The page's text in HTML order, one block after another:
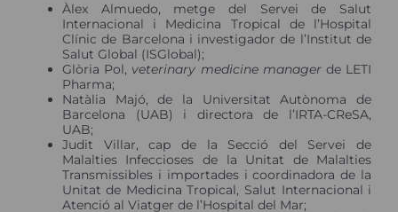
Àlex Almuedo, metge del Servei de Salut
Internacional i Medicina Tropical de l’Hospital
Clínic de Barcelona i investigador de l’Institut de
Salut Global (ISGlobal);
Glòria Pol, veterinary medicine managerde LETI
Pharma;
Natàlia Majó, de la Universitat Autònoma de
Barcelona (UAB) i directora de l’IRTA-CReSA,
UAB;
Judit Villar, cap de la Secció del Servei de
Malalties Infeccioses de la Unitat de Malalties
Transmissibles i importades i coordinadora de la
Unitat de Medicina Tropical, Salut Internacional i
Atenció al Viatger de l’Hospital del Mar;